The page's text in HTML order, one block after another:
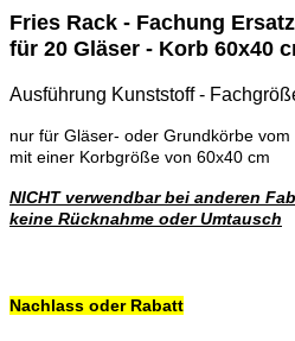
Fries Rack - Fachung
für 20 Gläser - Korb 60x40
Ausführung Kunststoff -
nur für Gläser- oder Grundkörbe vom
mit einer Korbgröße von 60x40 cm
NICHT verwendbar bei anderen
keine Rücknahme oder Umtausch
Nachlass oder Rabatt